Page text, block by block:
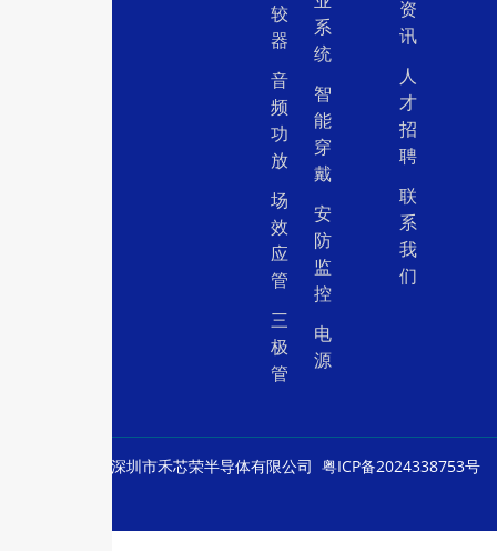
较
器
音
频
功
放
场
效
应
管
三
极
管
系
统
智
能
穿
戴
安
防
监
控
电
源
资
讯
人
才
招
聘
联
系
我
们
深圳市禾芯荣半导体有限公司 粤ICP备2024338753号